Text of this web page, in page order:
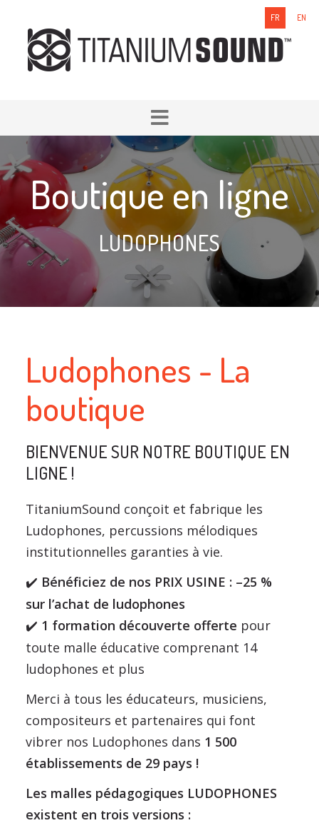
FR EN
Boutique en ligne
LUDOPHONES
Ludophones - La
boutique
BIENVENUE SUR NOTRE BOUTIQUE EN
LIGNE !
TitaniumSound conçoit et fabrique les
Ludophones, percussions mélodiques
institutionnelles garanties à vie.
✔ Bénéficiez de nos PRIX USINE : –25 %
sur l’achat de ludophones
✔ 1 formation découverte offerte pour
toute malle éducative comprenant 14
ludophones et plus
Merci à tous les éducateurs, musiciens,
compositeurs et partenaires qui font
vibrer nos Ludophones dans 1 500
établissements de 29 pays !
Les malles pédagogiques LUDOPHONES
existent en trois versions :